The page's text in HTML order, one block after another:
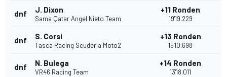
dnf J. Dixon
Sama Qatar Angel Nieto Team
+11 Ronden
19'19.229
dnf S. Corsi
Tasca Racing Scuderia Moto2
+13 Ronden
15'10.698
dnf N. Bulega
VR46 Racing Team
+14 Ronden
13'18.011